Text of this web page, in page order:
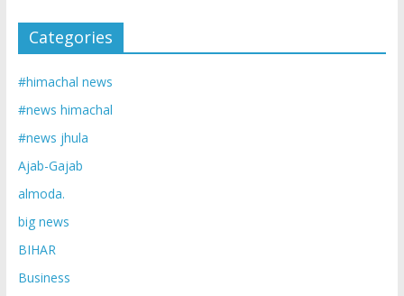
Categories
#himachal news
#news himachal
#news jhula
Ajab-Gajab
almoda.
big news
BIHAR
Business